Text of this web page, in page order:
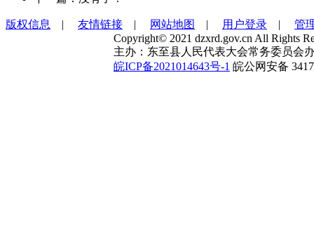
版权信息 | 友情链接 | 网站地图 | 用户登录 | 管
Copyright© 2021 dzxrd.gov.cn All Rights
主办：东至县人民代表大会常务委员会
皖ICP备2021014643号-1 皖公网安备